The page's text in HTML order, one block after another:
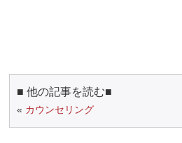
■ 他の記事を読む■
« カウンセリング